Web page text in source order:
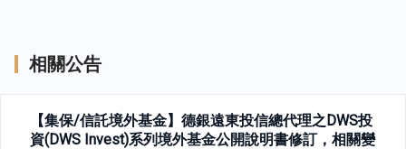
相關公告
【集保/信託境外基金】德銀遠東投信總代理之DWS投
資(DWS Invest)系列境外基金公開說明書修訂，相關變